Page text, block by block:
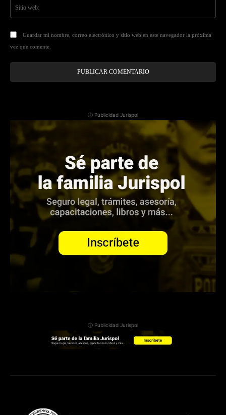
Guardar mi nombre, correo electrónico y sitio web en este navegador la próxima
vez que comente.
ⓘ Publicidad Jurispol
ⓘ Publicidad Jurispol